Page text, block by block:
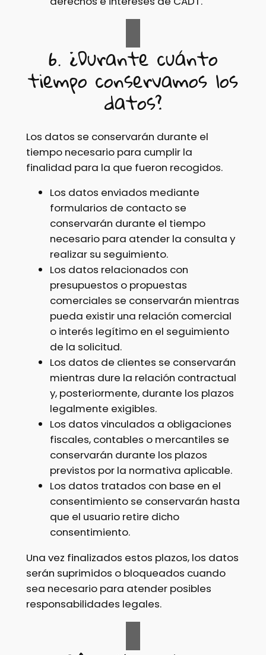
6. ¿Durante cuánto
tiempo conservamos los
datos?
Los datos se conservarán durante el
tiempo necesario para cumplir la
finalidad para la que fueron recogidos.
Los datos enviados mediante
formularios de contacto se
conservarán durante el tiempo
necesario para atender la consulta y
realizar su seguimiento.
Los datos relacionados con
presupuestos o propuestas
comerciales se conservarán mientras
pueda existir una relación comercial
o interés legítimo en el seguimiento
de la solicitud.
Los datos de clientes se conservarán
mientras dure la relación contractual
y, posteriormente, durante los plazos
legalmente exigibles.
Los datos vinculados a obligaciones
fiscales, contables o mercantiles se
conservarán durante los plazos
previstos por la normativa aplicable.
Los datos tratados con base en el
consentimiento se conservarán hasta
que el usuario retire dicho
consentimiento.
Una vez finalizados estos plazos, los datos
serán suprimidos o bloqueados cuando
sea necesario para atender posibles
responsabilidades legales.